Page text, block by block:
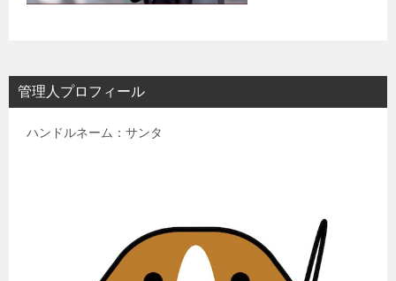
管理人プロフィール
ハンドルネーム：サンタ